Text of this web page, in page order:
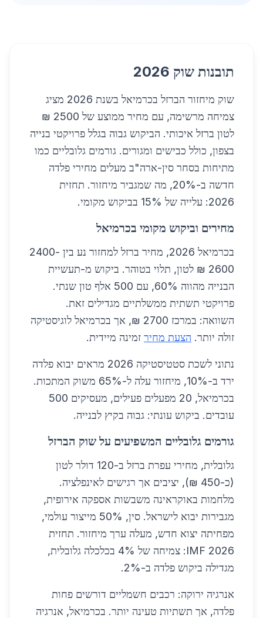
תובנות שוק 2026
שוק מיחזור הברזל בכרמיאל בשנת 2026 מציג
צמיחה מרשימה, עם מחיר ממוצע של 2500 ₪
לטון ברזל איכותי. הביקוש גבוה בגלל פרויקטי בנייה
בצפון, כולל כבישים ומגורים. גורמים גלובליים כמו
מתיחות בסחר סין-ארה"ב מעלים מחירי פלדה
חדשה ב-20%, מה שמגביר מיחזור. תחזית
2026: עלייה של 15% בביקוש מקומי.
מחירים וביקוש מקומי בכרמיאל
בכרמיאל 2026, מחיר ברזל למחזור נע בין 2400-
2600 ₪ לטון, תלוי בטוהר. ביקוש מ-תעשיית
הבנייה מהווה 60%, עם 500 אלף טון שנתי.
פרויקטי תשתית ממשלתיים מגדילים זאת.
השוואה: במרכז 2700 ₪, אך בכרמיאל לוגיסטיקה
זולה יותר. הצעת מחיר זמינה מיידית.
נתוני לשכת סטטיסטיקה 2026 מראים יבוא פלדה
ירד ב-10%, מיחזור עלה ל-65% משוק המתכות.
בכרמיאל, 20 מפעלים פעילים, מעסיקים 500
עובדים. ביקוש עונתי: גבוה בקיץ לבנייה.
גורמים גלובליים המשפיעים על שוק הברזל
גלובלית, מחירי עפרת ברזל ב-120 דולר לטון
(כ-450 ₪), יציבים אך רגישים לאינפלציה.
מלחמות באוקראינה משבשות אספקה אירופית,
מגבירות יבוא לישראל. סין, 50% מייצור עולמי,
מפחיתה יצוא חדש, מעלה ערך מיחזור. תחזית
IMF 2026: צמיחה של 4% בכלכלה גלובלית,
מגדילה ביקוש פלדה ב-2%.
אנרגיה ירוקה: רכבים חשמליים דורשים פחות
פלדה, אך תשתיות טעינה יותר. בכרמיאל, אנרגיה